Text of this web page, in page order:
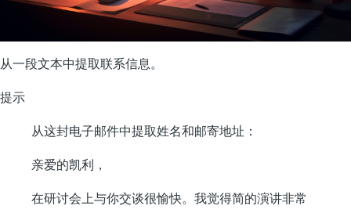
从一段文本中提取联系信息。
提示
从这封电子邮件中提取姓名和邮寄地址：
亲爱的凯利，
在研讨会上与你交谈很愉快。我觉得简的演讲非常